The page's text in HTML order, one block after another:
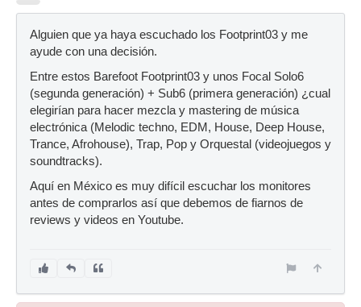
Alguien que ya haya escuchado los Footprint03 y me
ayude con una decisión.
Entre estos Barefoot Footprint03 y unos Focal Solo6
(segunda generación) + Sub6 (primera generación) ¿cual
elegirían para hacer mezcla y mastering de música
electrónica (Melodic techno, EDM, House, Deep House,
Trance, Afrohouse), Trap, Pop y Orquestal (videojuegos y
soundtracks).
Aquí en México es muy difícil escuchar los monitores
antes de comprarlos así que debemos de fiarnos de
reviews y videos en Youtube.